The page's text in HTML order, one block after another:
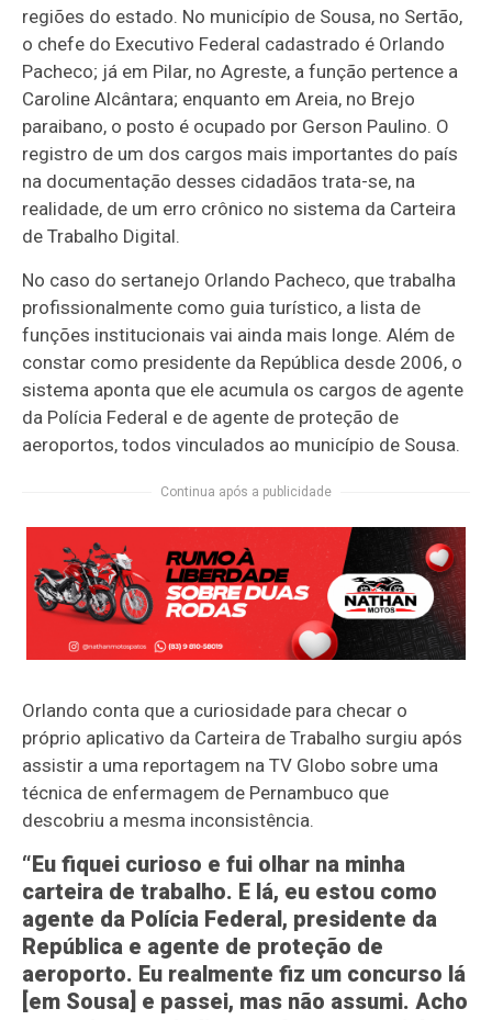
regiões do estado. No município de Sousa, no Sertão,
o chefe do Executivo Federal cadastrado é Orlando
Pacheco; já em Pilar, no Agreste, a função pertence a
Caroline Alcântara; enquanto em Areia, no Brejo
paraibano, o posto é ocupado por Gerson Paulino. O
registro de um dos cargos mais importantes do país
na documentação desses cidadãos trata-se, na
realidade, de um erro crônico no sistema da Carteira
de Trabalho Digital.
No caso do sertanejo Orlando Pacheco, que trabalha
profissionalmente como guia turístico, a lista de
funções institucionais vai ainda mais longe. Além de
constar como presidente da República desde 2006, o
sistema aponta que ele acumula os cargos de agente
da Polícia Federal e de agente de proteção de
aeroportos, todos vinculados ao município de Sousa.
Continua após a publicidade
Orlando conta que a curiosidade para checar o
próprio aplicativo da Carteira de Trabalho surgiu após
assistir a uma reportagem na TV Globo sobre uma
técnica de enfermagem de Pernambuco que
descobriu a mesma inconsistência.
“Eu fiquei curioso e fui olhar na minha
carteira de trabalho. E lá, eu estou como
agente da Polícia Federal, presidente da
República e agente de proteção de
aeroporto. Eu realmente fiz um concurso lá
[em Sousa] e passei, mas não assumi. Acho